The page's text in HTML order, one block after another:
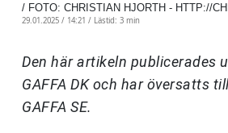
/ FOTO: CHRISTIAN HJORTH - HTTP://
29.01.2025 / 14:21 / Lästid: 3 min
Den här artikeln publicerades
GAFFA DK och har översatts
GAFFA SE.